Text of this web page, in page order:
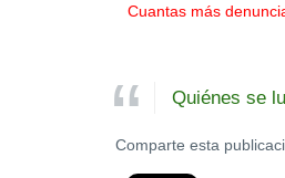
Cuantas más
Quiénes se
Comparte esta